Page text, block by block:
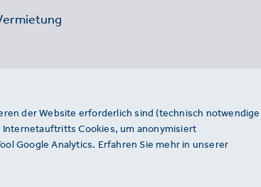
der Website erforderlich sind (technisch notwendige
Internetauftritts Cookies, um anonymisiert
Google Analytics. Erfahren Sie mehr in unserer